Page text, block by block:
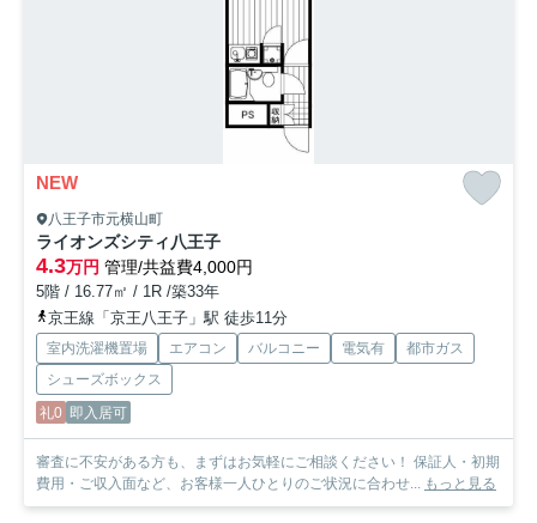
NEW
八王子市元横山町
ライオンズシティ八王子
4.3万円 管理/共益費4,000円
5階 / 16.77㎡ / 1R /築33年
京王線「京王八王子」駅 徒歩11分
室内洗濯機置場 エアコン バルコニー 電気有
都市ガス
シューズボックス
礼0 即入居可
審査に不安がある方も、まずはお気軽にご相談ください！ 保証人・初期
費用・ご収入面など、お客様一人ひとりのご状況に合わせ...
もっと見る